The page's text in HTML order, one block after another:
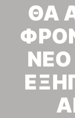
ΘΑ
ΝΕΟ